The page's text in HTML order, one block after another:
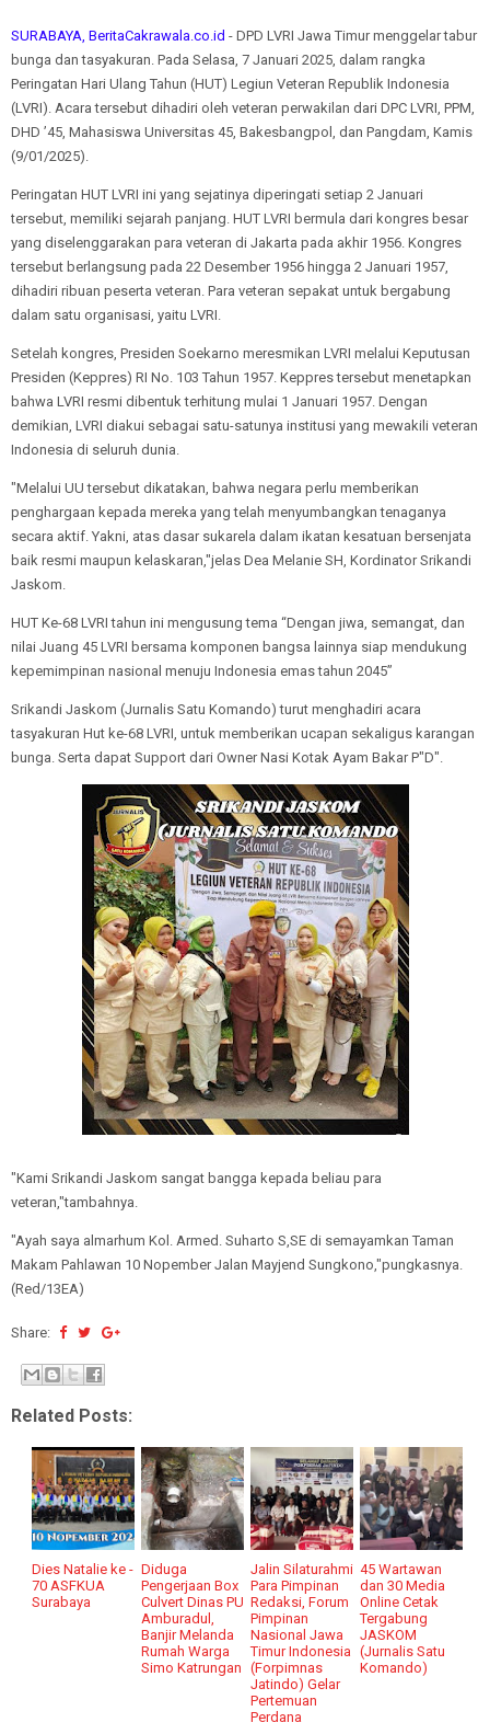
SURABAYA, BeritaCakrawala.co.id - DPD LVRI Jawa Timur menggelar tabur
bunga dan tasyakuran. Pada Selasa, 7 Januari 2025, dalam rangka
Peringatan Hari Ulang Tahun (HUT) Legiun Veteran Republik Indonesia
(LVRI). Acara tersebut dihadiri oleh veteran perwakilan dari DPC LVRI, PPM,
DHD ’45, Mahasiswa Universitas 45, Bakesbangpol, dan Pangdam, Kamis
(9/01/2025).
Peringatan HUT LVRI ini yang sejatinya diperingati setiap 2 Januari
tersebut, memiliki sejarah panjang. HUT LVRI bermula dari kongres besar
yang diselenggarakan para veteran di Jakarta pada akhir 1956. Kongres
tersebut berlangsung pada 22 Desember 1956 hingga 2 Januari 1957,
dihadiri ribuan peserta veteran. Para veteran sepakat untuk bergabung
dalam satu organisasi, yaitu LVRI.
Setelah kongres, Presiden Soekarno meresmikan LVRI melalui Keputusan
Presiden (Keppres) RI No. 103 Tahun 1957. Keppres tersebut menetapkan
bahwa LVRI resmi dibentuk terhitung mulai 1 Januari 1957. Dengan
demikian, LVRI diakui sebagai satu-satunya institusi yang mewakili veteran
Indonesia di seluruh dunia.
"Melalui UU tersebut dikatakan, bahwa negara perlu memberikan
penghargaan kepada mereka yang telah menyumbangkan tenaganya
secara aktif. Yakni, atas dasar sukarela dalam ikatan kesatuan bersenjata
baik resmi maupun kelaskaran,"jelas Dea Melanie SH, Kordinator Srikandi
Jaskom.
HUT Ke-68 LVRI tahun ini mengusung tema “Dengan jiwa, semangat, dan
nilai Juang 45 LVRI bersama komponen bangsa lainnya siap mendukung
kepemimpinan nasional menuju Indonesia emas tahun 2045”
Srikandi Jaskom (Jurnalis Satu Komando) turut menghadiri acara
tasyakuran Hut ke-68 LVRI, untuk memberikan ucapan sekaligus karangan
bunga. Serta dapat Support dari Owner Nasi Kotak Ayam Bakar P"D".
"Kami Srikandi Jaskom sangat bangga kepada beliau para
veteran,"tambahnya.
"Ayah saya almarhum Kol. Armed. Suharto S,SE di semayamkan Taman
Makam Pahlawan 10 Nopember Jalan Mayjend Sungkono,"pungkasnya.
(Red/13EA)
Share:
Related Posts:
Dies Natalie ke -
70 ASFKUA
Surabaya
Diduga
Pengerjaan Box
Culvert Dinas PU
Amburadul,
Banjir Melanda
Rumah Warga
Simo Katrungan
Jalin Silaturahmi
Para Pimpinan
Redaksi, Forum
Pimpinan
Nasional Jawa
Timur Indonesia
(Forpimnas
Jatindo) Gelar
Pertemuan
Perdana
45 Wartawan
dan 30 Media
Online Cetak
Tergabung
JASKOM
(Jurnalis Satu
Komando)